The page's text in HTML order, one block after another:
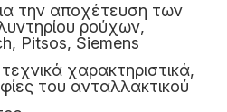
την αποχέτευση των
ρούχων,
Pitsos, Siemens
χαρακτηριστικά,
του ανταλλακτικού